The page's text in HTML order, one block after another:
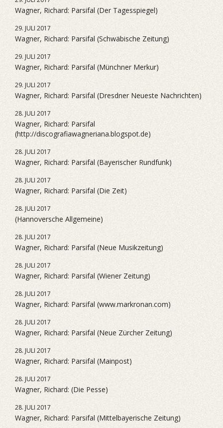
Wagner, Richard: Parsifal (Der Tagesspiegel)
29. JULI 2017
Wagner, Richard: Parsifal (Schwäbische Zeitung)
29. JULI 2017
Wagner, Richard: Parsifal (Münchner Merkur)
29. JULI 2017
Wagner, Richard: Parsifal (Dresdner Neueste Nachrichten)
28. JULI 2017
Wagner, Richard: Parsifal
(http://discografiawagneriana.blogspot.de)
28. JULI 2017
Wagner, Richard: Parsifal (Bayerischer Rundfunk)
28. JULI 2017
Wagner, Richard: Parsifal (Die Zeit)
28. JULI 2017
(Hannoversche Allgemeine)
28. JULI 2017
Wagner, Richard: Parsifal (Neue Musikzeitung)
28. JULI 2017
Wagner, Richard: Parsifal (Wiener Zeitung)
28. JULI 2017
Wagner, Richard: Parsifal (www.markronan.com)
28. JULI 2017
Wagner, Richard: Parsifal (Neue Zürcher Zeitung)
28. JULI 2017
Wagner, Richard: Parsifal (Mainpost)
28. JULI 2017
Wagner, Richard: (Die Pesse)
28. JULI 2017
Wagner, Richard: Parsifal (Mittelbayerische Zeitung)